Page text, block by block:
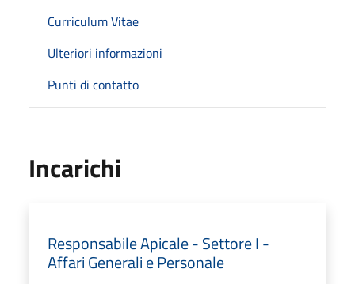
Curriculum Vitae
Ulteriori informazioni
Punti di contatto
Incarichi
Responsabile Apicale - Settore I -
Affari Generali e Personale